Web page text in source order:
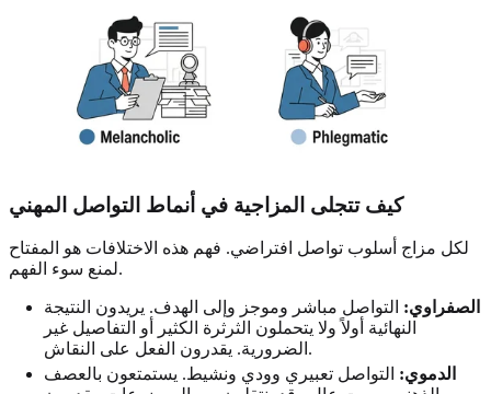
كيف تتجلى المزاجية في أنماط التواصل المهني
لكل مزاج أسلوب تواصل افتراضي. فهم هذه الاختلافات هو المفتاح
لمنع سوء الفهم.
الصفراوي: التواصل مباشر وموجز وإلى الهدف. يريدون النتيجة
النهائية أولاً ولا يتحملون الثرثرة الكثير أو التفاصيل غير
الضرورية. يقدرون الفعل على النقاش.
الدموي: التواصل تعبيري وودي ونشيط. يستمتعون بالعصف